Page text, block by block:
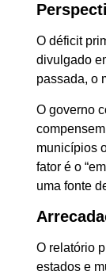
O déficit
divulgado
passada, o
O governo
municípios
fator é o
uma fonte
O relatório
estados e